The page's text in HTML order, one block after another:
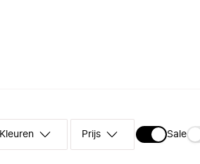
Kleuren Prijs Sale